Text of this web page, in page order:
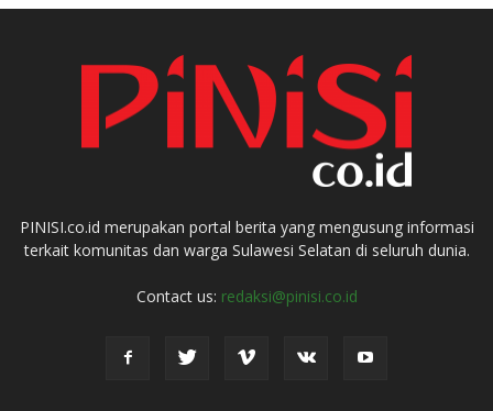
PINISI.co.id merupakan portal berita yang mengusung informasi
terkait komunitas dan warga Sulawesi Selatan di seluruh dunia.
Contact us: redaksi@pinisi.co.id